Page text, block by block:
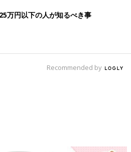
万円以下の人が知るべき事
Recommended by